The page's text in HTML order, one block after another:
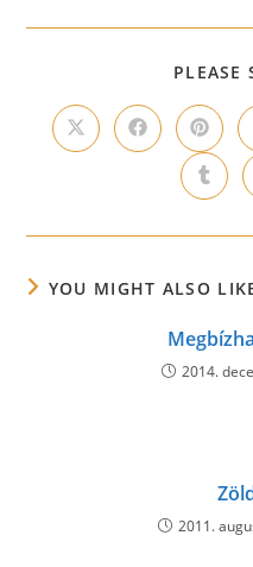
PLEASE
Opens
in
Opens
in
window
Opens
in
a
new
Opens
in
new
YOU MIGHT ALSO
2014.
2011.